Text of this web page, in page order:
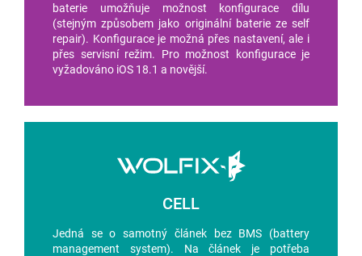
baterie umožňuje možnost konfigurace dílu
(stejným způsobem jako originální baterie ze self
repair). Konfigurace je možná přes nastavení, ale i
přes servisní režim. Pro možnost konfigurace je
vyžadováno iOS 18.1 a novější.
CELL
Jedná se o samotný článek bez BMS (battery
management system). Na článek je potřeba